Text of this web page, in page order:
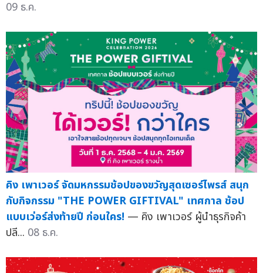
09 ธ.ค.
คิง เพาเวอร์ จัดมหกรรมช้อปของขวัญสุดเซอร์ไพรส์ สนุก
กับกิจกรรม "THE POWER GIFTIVAL" เทศกาล ช้อป
แบบเว่อร์ส่งท้ายปี ก่อนใคร! — คิง เพาเวอร์ ผู้นำธุรกิจค้า
ปลี... 08 ธ.ค.